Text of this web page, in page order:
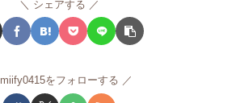
シェアする
miify0415をフォローする